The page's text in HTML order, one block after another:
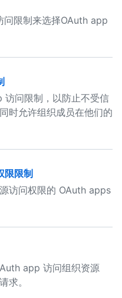
限制来选择OAuth app
问限制，以防止不受信
时允许组织成员在他们的
限限制
访问权限的 OAuth apps
app 访问组织资源
求。